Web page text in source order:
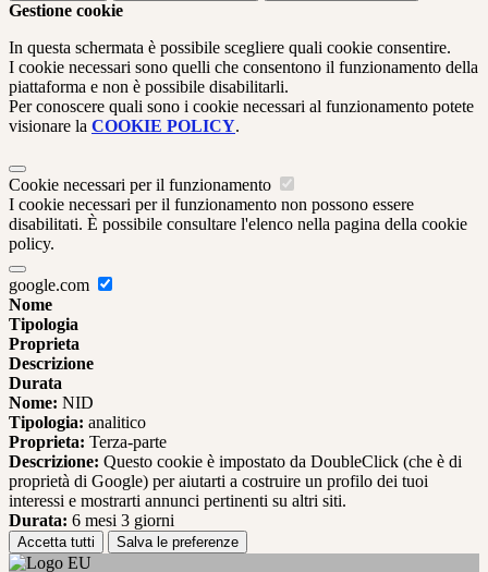
Gestione cookie
In questa schermata è possibile scegliere quali cookie consentire.
I cookie necessari sono quelli che consentono il funzionamento della
piattaforma e non è possibile disabilitarli.
Per conoscere quali sono i cookie necessari al funzionamento potete
visionare la COOKIE POLICY.
Cookie necessari per il funzionamento
I cookie necessari per il funzionamento non possono essere
disabilitati. È possibile consultare l'elenco nella pagina della cookie
policy.
google.com
Nome
Tipologia
Proprieta
Descrizione
Durata
Nome: NID
Tipologia: analitico
Proprieta: Terza-parte
Descrizione: Questo cookie è impostato da DoubleClick (che è di
proprietà di Google) per aiutarti a costruire un profilo dei tuoi
interessi e mostrarti annunci pertinenti su altri siti.
Durata: 6 mesi 3 giorni
Accetta tutti Salva le preferenze